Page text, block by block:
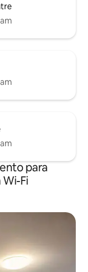
para
Fi